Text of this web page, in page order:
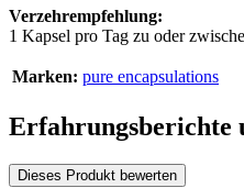
Verzehrempfehlung:
1 Kapsel pro Tag zu oder
Marken: pure encapsulations
Erfahrungsberichte
Dieses Produkt bewerten